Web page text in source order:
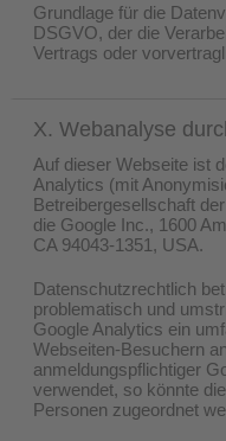
Grundlage für die
DSGVO, der die
Vertrags oder
X. Webanalyse
Auf dieser Webseite ist
Analytics (mit
Betreibergesellschaft
die Google Inc., 1600
CA 94043-1351, USA.
Datenschutzrechtlich
problematisch und
Google Analytics ein
Webseiten-Besuchern
anmeldungspflichtiger
verwendet, so könnte
Personen zugeordnet